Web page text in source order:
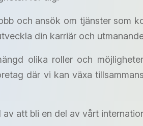
och ansök om tjänster som
din karriär och
olika roller och
där vi kan växa
av att bli en del av vårt